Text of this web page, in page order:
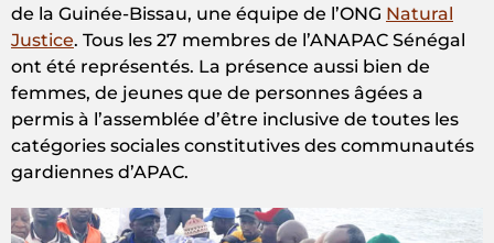
de la Guinée-Bissau, une équipe de l’ONG Natural
Justice. Tous les 27 membres de l’ANAPAC Sénégal
ont été représentés. La présence aussi bien de
femmes, de jeunes que de personnes âgées a
permis à l’assemblée d’être inclusive de toutes les
catégories sociales constitutives des communautés
gardiennes d’APAC.